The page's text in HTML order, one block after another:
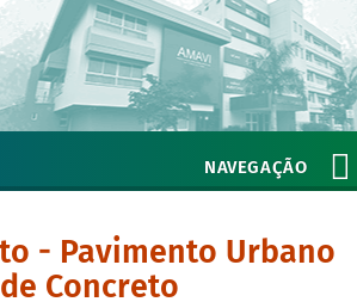
NAVEGAÇÃO
- Pavimento Urbano
de Concreto